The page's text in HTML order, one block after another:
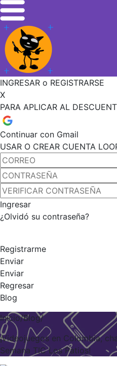
INGRESAR o REGISTRARSE
X
PARA APLICAR AL
Continuar con Gmail
USAR O CREAR CUENTA
Ingresar
¿Olvidó su contraseña?
Registrarme
Enviar
Enviar
Regresar
Blog
Inicio/Blog/
¡Videojuegos en Colombia,
Semana TIC Los Patios!